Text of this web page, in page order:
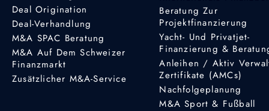
Deal Origination
Deal-Verhandlung
M&A SPAC Beratung
M&A Auf Dem Schweizer
Finanzmarkt
Zusätzlicher M&A-Service
Beratung Zur
Projektfinanzierung
Yacht- Und Privatjet-
Finanzierung &
Anleihen / Aktiv
Zertifikate (AMCs)
Nachfolgeplanung
M&A Sport & Fußball